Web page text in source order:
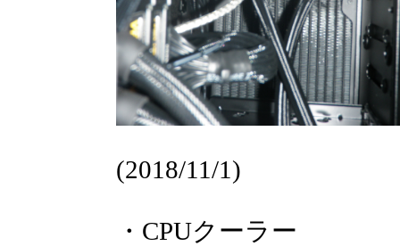
(2018/11/1)
・CPUクーラー